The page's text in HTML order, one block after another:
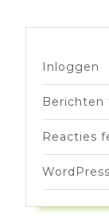
Inloggen
Berichten
Reacties